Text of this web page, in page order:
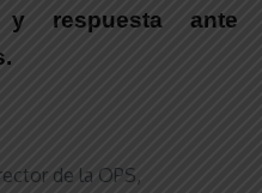
respuesta ante
de la OPS,